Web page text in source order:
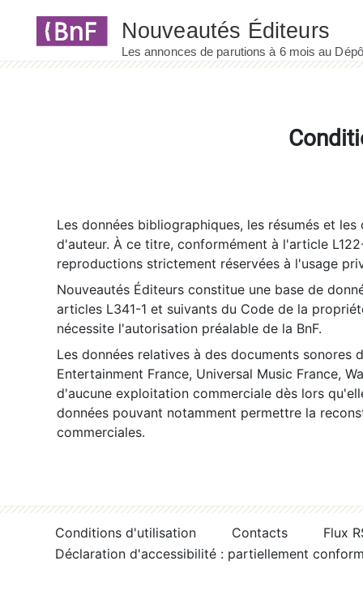
Les données bibliographiques, les résumés et
d'auteur. À ce titre, conformément à l'article
reproductions strictement réservées à l'usage
Nouveautés Éditeurs constitue une base de
articles L341-1 et suivants du Code de la
nécessite l'autorisation préalable de la BnF.
Les données relatives à des documents sonores
Entertainment France, Universal Music France,
d'aucune exploitation commerciale dès lors
données pouvant notamment permettre la
commerciales.
Conditions d'utilisation Contacts
Flux
Déclaration d'accessibilité : partiellement